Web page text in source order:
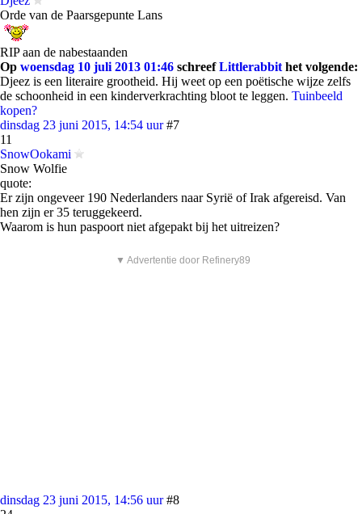
Orde van de Paarsgepunte Lans
RIP aan de nabestaanden
Op woensdag 10 juli 2013 01:46 schreefLittlerabbit het volgende:
Djeez is een literaire grootheid. Hij weet op een poëtische wijze zelfs
de schoonheid in een kinderverkrachting bloot te leggen. Tuinbeeld
kopen?
dinsdag 23 juni 2015, 14:54 uur #7
11
SnowOokami
Snow Wolfie
quote:
Er zijn ongeveer 190 Nederlanders naar Syrië of Irak afgereisd. Van
hen zijn er 35 teruggekeerd.
Waarom is hun paspoort niet afgepakt bij het uitreizen?
▼ Advertentie door Refinery89
dinsdag 23 juni 2015, 14:56 uur #8